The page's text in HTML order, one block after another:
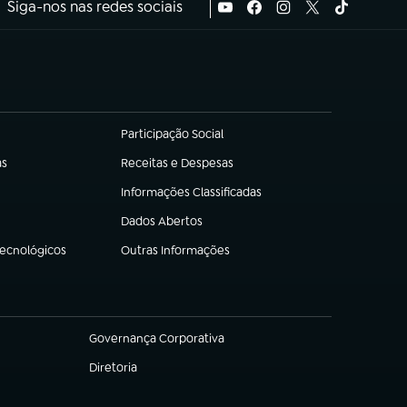
Siga-nos nas redes sociais
Participação Social
(abre em nova aba)
Receitas e Despesas
(abre em nova aba)
Informações Classificadas
(abre em nova aba)
Dados Abertos
(abre em nova aba)
Outras Informações
(abre em nova aba)
Governança Corporativa
(abre em nova aba)
Diretoria
(abre em nova aba)